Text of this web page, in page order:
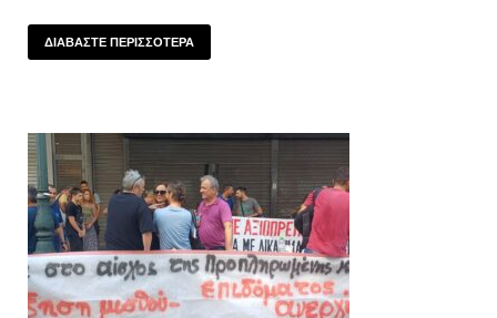
ΔΙΑΒΑΣΤΕ ΠΕΡΙΣΣΟΤΕΡΑ